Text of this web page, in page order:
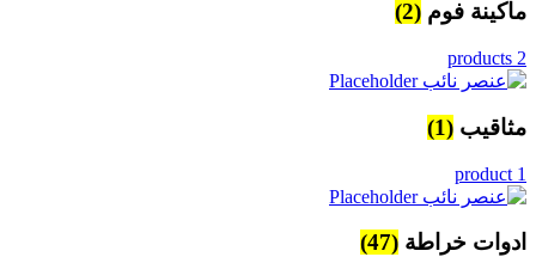
ماكينة فوم (2)
2 products
مثاقيب (1)
1 product
ادوات خراطة (47)